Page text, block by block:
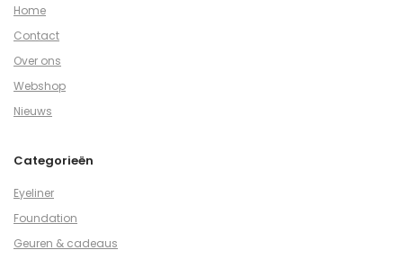
Home
Contact
Over ons
Webshop
Nieuws
Categorieën
Eyeliner
Foundation
Geuren & cadeaus